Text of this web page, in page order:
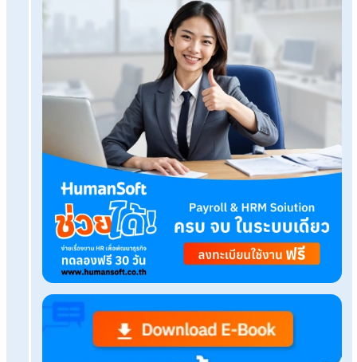
ทดลองใช้งานฟรี
Tags:
hiring manager คือ
เรื่องที่คุณอาจสนใจ
ระบบ ATS คืออะไร สำคัญกับงาน HR อย่างไร?